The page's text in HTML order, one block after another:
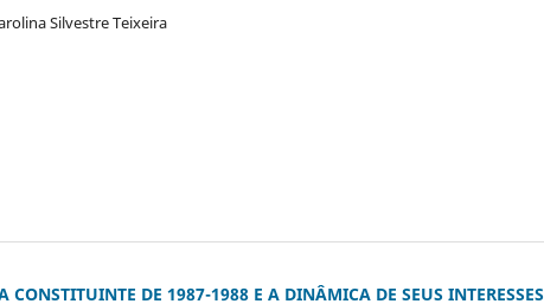
Silvestre Teixeira
DE 1987-1988 E A DINÂMICA DE SEUS INTERESSES